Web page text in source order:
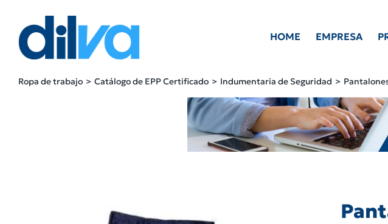
content
HOME EMPRESA
Ropa de trabajo Catálogo de EPP Certificado Indumentaria de Seguridad